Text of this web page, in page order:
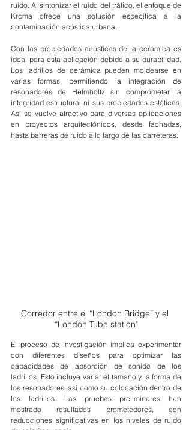
ruido. Al sintonizar el ruido del tráfico, el enfoque de
Krcma ofrece una solución específica a la
contaminación acústica urbana.
Con las propiedades acústicas de la cerámica es
ideal para esta aplicación debido a su durabilidad.
Los ladrillos de cerámica pueden moldearse en
varias formas, permitiendo la integración de
resonadores de Helmholtz sin comprometer la
integridad estructural ni sus propiedades estéticas.
Así se vuelve atractivo para diversas aplicaciones
en proyectos arquitectónicos, desde fachadas,
hasta barreras de ruido a lo largo de las carreteras.
Corredor entre el “London Bridge” y el
“London Tube station"
El proceso de investigación implica experimentar
con diferentes diseños para optimizar las
capacidades de absorción de sonido de los
ladrillos. Esto incluye variar el tamaño y la forma de
los resonadores, así como su colocación dentro de
los ladrillos. Las pruebas preliminares han
mostrado resultados prometedores, con
reducciones significativas en los niveles de ruido